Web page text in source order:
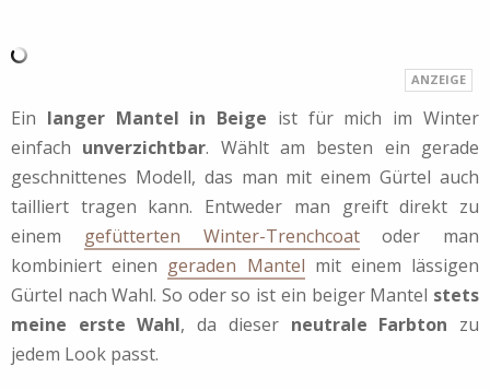
Ein langer Mantel in Beige ist für mich im Winter
einfach unverzichtbar. Wählt am besten ein gerade
geschnittenes Modell, das man mit einem Gürtel auch
tailliert tragen kann. Entweder man greift direkt zu
einem gefütterten Winter-Trenchcoatoder man
kombiniert einen geraden Mantel mit einem lässigen
Gürtel nach Wahl. So oder so ist ein beiger Mantel stets
meine erste Wahl, da dieser neutrale Farbton zu
jedem Look passt.